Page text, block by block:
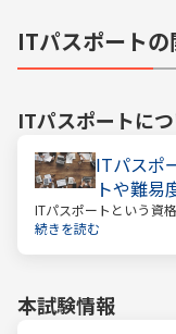
ITパスポート
ITパスポートに
ITパスポ
トや難易
ITパスポートという資
ートといっても、海外
続きを読む
本試験情報